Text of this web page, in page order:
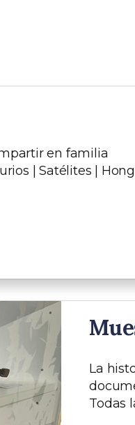
en familia
| Satélites |
La
Todas